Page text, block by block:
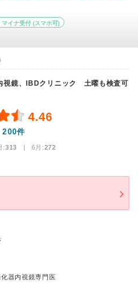
マイナ受付 (スマホ可)
視鏡、IBDクリニック 土曜も検査可
4.46
200件
:313 | 6月:272
器内視鏡専門医